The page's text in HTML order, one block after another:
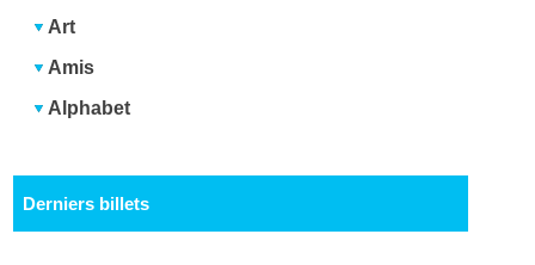
Art
Amis
Alphabet
Derniers billets